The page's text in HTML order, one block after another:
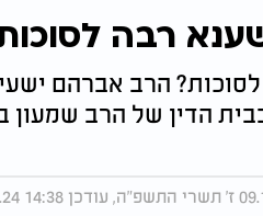
רבה
הרב אברהם
הדין של הרב שמעון
14:38 14.10.24